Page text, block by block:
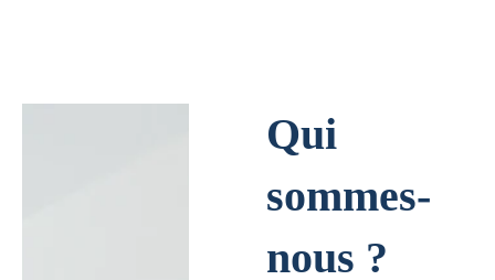
Qui
sommes-
nous ?